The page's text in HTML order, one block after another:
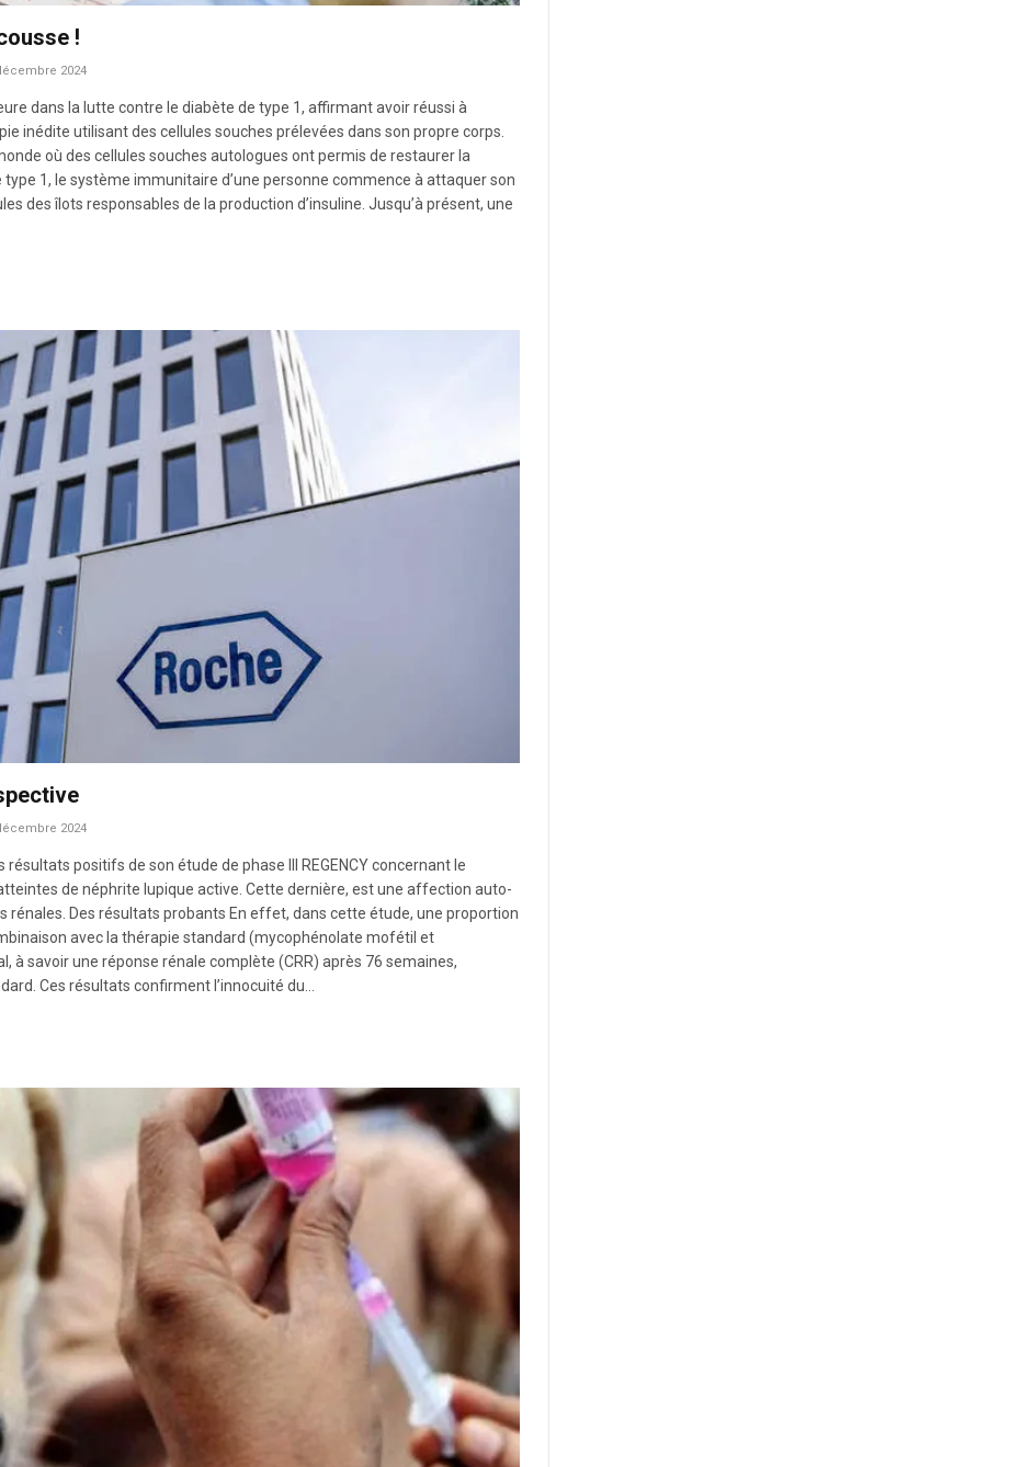
!
2024
dans la lutte contre le diabète de type 1, affirmant avoir réussi à
inédite utilisant des cellules souches prélevées dans son propre corps.
où des cellules souches autologues ont permis de restaurer la
1, le système immunitaire d’une personne commence à attaquer son
des îlots responsables de la production d’insuline. Jusqu’à présent, une
2024
positifs de son étude de phase III REGENCY concernant le
de néphrite lupique active. Cette dernière, est une affection auto-
Des résultats probants En effet, dans cette étude, une proportion
avec la thérapie standard (mycophénolate mofétil et
à savoir une réponse rénale complète (CRR) après 76 semaines,
Ces résultats confirment l’innocuité du…